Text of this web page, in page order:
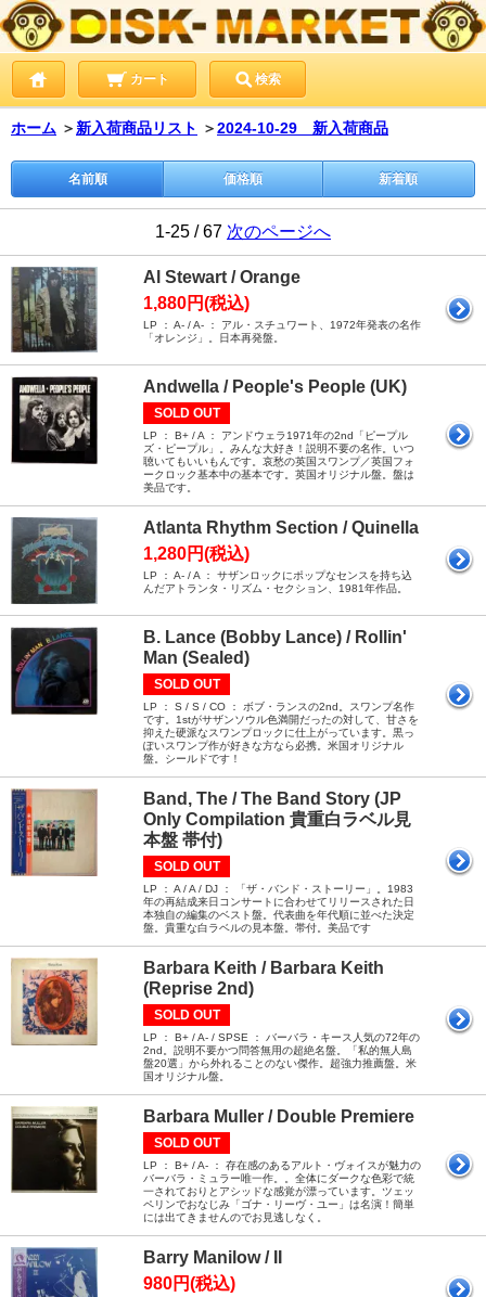
カート 検索
ホーム ＞ 新入荷商品リスト ＞2024-10-29 新入荷商品
名前順 価格順 新着順
1-25 / 67 次のページへ
Al Stewart / Orange
1,880円(税込)
LP ： A- / A- ： アル・スチュワート、1972年発表の名作
「オレンジ」。日本再発盤。
Andwella / People's People (UK)
SOLD OUT
LP ： B+ / A ： アンドウェラ1971年の2nd「ピープル
ズ・ピープル」。みんな大好き！説明不要の名作。いつ
聴いてもいいもんです。哀愁の英国スワンプ／英国フォ
ークロック基本中の基本です。英国オリジナル盤。盤は
美品です。
Atlanta Rhythm Section / Quinella
1,280円(税込)
LP ： A- / A ： サザンロックにポップなセンスを持ち込
んだアトランタ・リズム・セクション、1981年作品。
B. Lance (Bobby Lance) / Rollin'
Man (Sealed)
SOLD OUT
LP ： S / S / CO ： ボブ・ランスの2nd。スワンプ名作
です。1stがサザンソウル色満開だったの対して、甘さを
抑えた硬派なスワンプロックに仕上がっています。黒っ
ぽいスワンプ作が好きな方なら必携。米国オリジナル
盤。シールドです！
Band, The / The Band Story (JP
Only Compilation 貴重白ラベル見
本盤 帯付)
SOLD OUT
LP ： A / A / DJ ： 「ザ・バンド・ストーリー」。1983
年の再結成来日コンサートに合わせてリリースされた日
本独自の編集のベスト盤。代表曲を年代順に並べた決定
盤。貴重な白ラベルの見本盤。帯付。美品です
Barbara Keith / Barbara Keith
(Reprise 2nd)
SOLD OUT
LP ： B+ / A- / SPSE ： バーバラ・キース人気の72年の
2nd。説明不要かつ問答無用の超絶名盤。「私的無人島
盤20選」から外れることのない傑作。超強力推薦盤。米
国オリジナル盤。
Barbara Muller / Double Premiere
SOLD OUT
LP ： B+ / A- ： 存在感のあるアルト・ヴォイスが魅力の
バーバラ・ミュラー唯一作。。全体にダークな色彩で統
一されておりとアシッドな感覚が漂っています。ツェッ
ペリンでおなじみ「ゴナ・リーヴ・ユー」は名演！簡単
には出てきませんのでお見逃しなく。
Barry Manilow / II
980円(税込)